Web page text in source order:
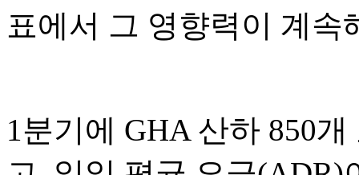
표에서 그 영향력이 계속
1분기에 GHA 산하 850